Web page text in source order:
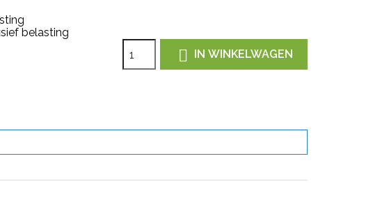
belasting
 IN WINKELWAGEN